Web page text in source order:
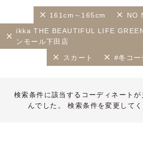
161cm～165cm NO
ikka THE BEAUTIFUL LIFE
ンモール下田店
スカート #冬コー
検索条件に該当するコーディネート
んでした。 検索条件を変更してく